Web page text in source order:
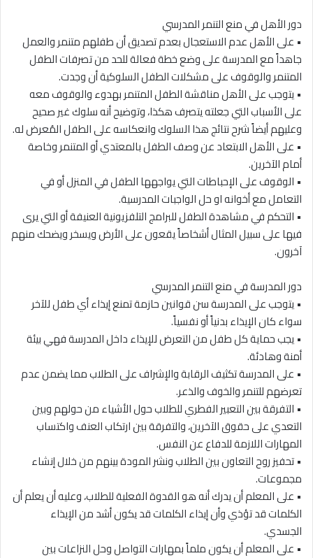
دور الأهل في منع التنمر المدرسي
• على الأهل عدم الاستعجال بعدم تصديق أن طفلهم متنمر والعمل
جاهداً مع المدرسة على وضع خطة فعالة للحد من تصرفات الطفل
المتنمر والوقوف على مشكلات الطفل السلوكية أن وجدت.
• يتوجب على الأهل مناقشة الطفل المتنمر بهدوء والوقوف معه
على الأسباب التي جعلته يتصرف هكذا، وتوضيح أنه سلوك غير صحيح
وعليهم أيضاً شرح نتائج هذا السلوك وانعكاسه على الطفل المُعرض له.
• على الأهل الابتعاد عن وصف الطفل بالمعتدي أو المتنمر وخاصة
أمام الآخرين.
• الوقوف على الإحباطات التي يواجهها الطفل في المنزل أو في
التعامل مع أخوانه او حل الواجبات المدرسية.
• التحكم في مشاهدة الطفل للبرامج التلفزيونية العنيفة أو التي يرى
فيها على سبيل المثال أشخاصاً يقعون على الأرض ويسخر ويضحك منهم
آخرون.
دور المدرسة في منع التنمر المدرسي
• يتوجب على المدرسة سن قوانين حازمة تمنع إيذاء أي طفل للآخر
سواء كان الإيذاء بدنياً أو نفسياً.
• يجب حماية كل طفل من التعرض للإيذاء داخل المدرسة فهي بيئة
أمنة وهادئة.
• على المدرسة تكثيف الرقابة والإشراف على الطلاب مما يضمن عدم
تعرضهم للتنمر والخوف والذعر.
• التفرقة بين التعبير الفطري للطلاب حول الأشياء من حولهم وبين
التعدي على حقوق الآخرين، والتفرقة بين ارتكاب العنف واكتساب
المهارات اللازمة للدفاع عن النفس.
• تحفيز روح التعاون بين الطلاب ونشر المودة بينهم من خلال إنشاء
مجموعات.
• على المعلم أن يدرك أنه هو القدوة الفعلية للطلاب، وعليه أن يعلم أن
الكلمات قد تؤذي وأن إيذاء الكلمات قد يكون أشد من الإيذاء
الجسدي.
• على المعلم أن يكون ملماً بمهارات التواصل وحل النزاعات بين